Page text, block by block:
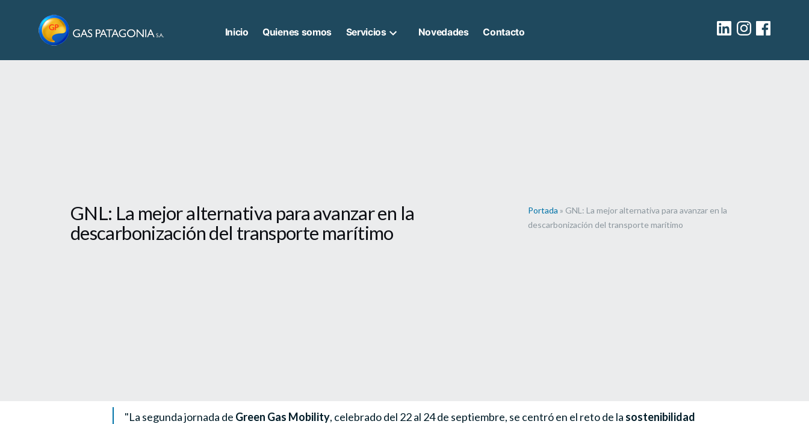
Inicio Quienes somos Servicios Novedades Contacto
facebook
Instagram
Linkedin
GNL: La mejor alternativa para avanzar en la
descarbonización del transporte marítimo
Portada » GNL: La mejor alternativa para avanzar en la
descarbonización del transporte marítimo
La segunda jornada de Green Gas Mobility, celebrado del 22 al 24 de septiembre, se centró en el reto de la sostenibilidad